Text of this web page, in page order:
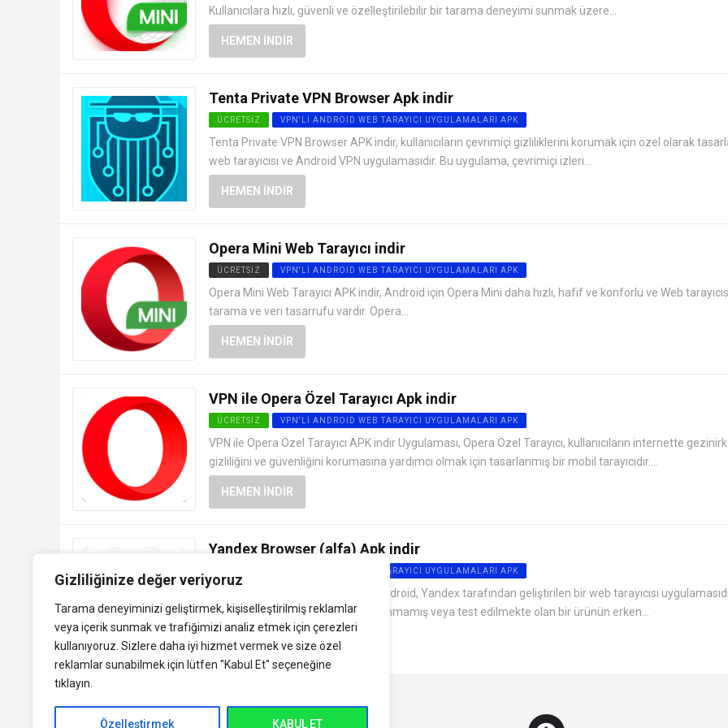
Gizliliğinize değer veriyoruz
Tarama deneyiminizi geliştirmek, kişiselleştirilmiş reklamlar
veya içerik sunmak ve trafiğimizi analiz etmek için çerezleri
kullanıyoruz. Sizlere daha iyi hizmet vermek ve size özel
reklamlar sunabilmek için lütfen "Kabul Et" seçeneğine
tıklayın.
Özelleştirmek KABUL ET
Kullanıcılara hızlı, güvenli ve özelleştirilebilir bir tarama deneyimi sunmak üzere...
HEMEN İNDIR
Tenta Private VPN Browser Apk indir
ÜCRETSIZ VPN'LI ANDROID WEB TARAYICI UYGULAMALARI APK
Tenta Private VPN Browser APK indir, kullanıcıların çevrimiçi gizliliklerini korumak için özel olarak
web tarayıcısı ve Android VPN uygulamasıdır. Bu uygulama, çevrimiçi izleri...
HEMEN İNDIR
Opera Mini Web Tarayıcı indir
ÜCRETSIZ VPN'LI ANDROID WEB TARAYICI UYGULAMALARI APK
Opera Mini Web Tarayıcı APK indir, Android için Opera Mini daha hızlı, hafif ve konforlu ve Web
tarama ve veri tasarrufu vardır. Opera...
HEMEN İNDIR
VPN ile Opera Özel Tarayıcı Apk indir
ÜCRETSIZ VPN'LI ANDROID WEB TARAYICI UYGULAMALARI APK
VPN ile Opera Özel Tarayıcı APK indir Uygulaması, Opera Özel Tarayıcı, kullanıcıların internette
gizliliğini ve güvenliğini korumasına yardımcı olmak için tasarlanmış bir mobil tarayıcıdır....
HEMEN İNDIR
Yandex Browser (alfa) Apk indir
VPN'LI ANDROID WEB TARAYICI UYGULAMALARI APK
Yandex Browser (alfa) APK indir Android, Yandex tarafından geliştirilen bir web tarayıcısı
sürümü, genellikle henüz tamamlanmamış veya test edilmekte olan bir ürünün erken...
HEMEN İNDIR